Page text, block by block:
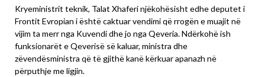
Kryeministrit teknik, Talat Xhaferi njëkohësisht edhe deputet i
Frontit Evropian i është caktuar vendimi që rrogën e muajit në
vijim ta merr nga Kuvendi dhe jo nga Qeveria. Ndërkohë ish
funksionarët e Qeverisë së kaluar, ministra dhe
zëvendësministra që të gjithë kanë kërkuar apanazh në
përputhje me ligjin.